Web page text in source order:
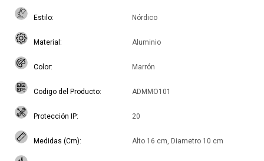
Estilo Nórdico
Material Aluminio
Color Marrón
Codigo del Producto ADMMO101
Protección IP 20
Medidas (Cm) Alto 16 cm, Diametro 10 cm